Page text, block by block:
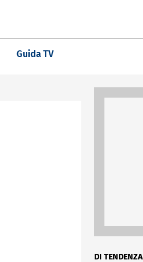
Guida TV
DI TENDENZA